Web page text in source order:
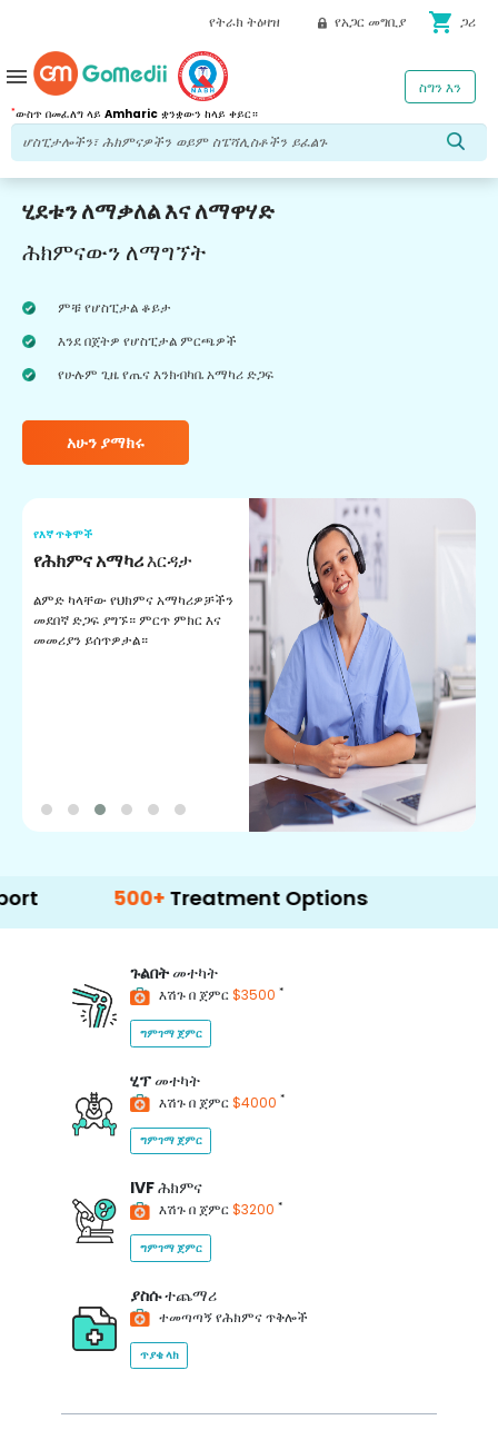
የትራክ ትዕዛዝ የአጋር መግቢያ shopping_cart ጋሪ
*ውስጥ በመፈለግ ላይ Amharic ቋንቋውን ከላይ ቀይር።
ስግን እን
menu
ሂደቱን ለማቃለል እና ለማዋሃድ
ሕክምናውን ለማግኘት
ምቹ የሆስፒታል ቆይታ
እንደ በጀትዎ የሆስፒታል ምርጫዎች
የሁሉም ጊዜ የጤና እንክብካቤ አማካሪ ድጋፍ
አሁን ያማክሩ
የእኛ ጥቅሞች
የሕክምና አማካሪእርዳታ
ልምድ ካላቸው የህክምና አማካሪዎቻችን
መደበኛ ድጋፍ ያግኙ። ምርጥ ምክር እና
መመሪያን ይሰጥዎታል።
500+ Treatment Options
ጉልበትመተካት
እሽጉ በ ጀምር$3500 *
ግምገማ ጀምር
ሂፕመተካት
እሽጉ በ ጀምር$4000 *
ግምገማ ጀምር
IVFሕክምና
እሽጉ በ ጀምር$3200 *
ግምገማ ጀምር
ያስሱተጨማሪ
ተመጣጣኝ የሕክምና ጥቅሎች
ጥያቄ ላክ